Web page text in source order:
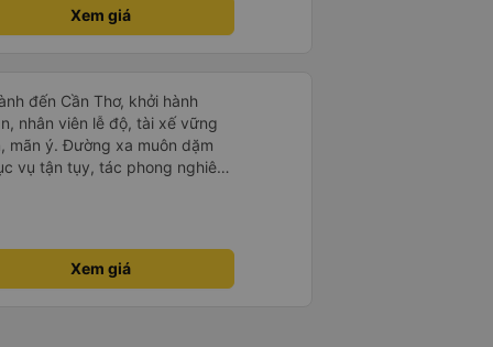
Xem giá
đến Cần Thơ, khởi hành
nhân viên lễ độ, tài xế vững
vụ tận tụy, tác phong nghiêm
Xem giá